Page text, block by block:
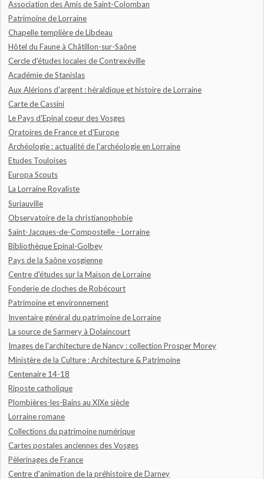
Association des Amis de Saint-Colomban
Patrimoine de Lorraine
Chapelle templière de Libdeau
Hôtel du Faune à Châtillon-sur-Saône
Cercle d'études locales de Contrexéville
Académie de Stanislas
Aux Alérions d'argent : héraldique et histoire de Lorraine
Carte de Cassini
Le Pays d'Epinal coeur des Vosges
Oratoires de France et d'Europe
Archéologie : actualité de l'archéologie en Lorraine
Etudes Touloises
Europa Scouts
La Lorraine Royaliste
Suriauville
Observatoire de la christianophobie
Saint-Jacques-de-Compostelle - Lorraine
Bibliothèque Epinal-Golbey
Pays de la Saône vosgienne
Centre d'études sur la Maison de Lorraine
Fonderie de cloches de Robécourt
Patrimoine et environnement
Inventaire général du patrimoine de Lorraine
La source de Sarmery à Dolaincourt
Images de l'architecture de Nancy : collection Prosper Morey
Ministère de la Culture : Architecture & Patrimoine
Centenaire 14-18
Riposte catholique
Plombières-les-Bains au XIXe siècle
Lorraine romane
Collections du patrimoine numérique
Cartes postales anciennes des Vosges
Pèlerinages de France
Centre d'animation de la préhistoire de Darney